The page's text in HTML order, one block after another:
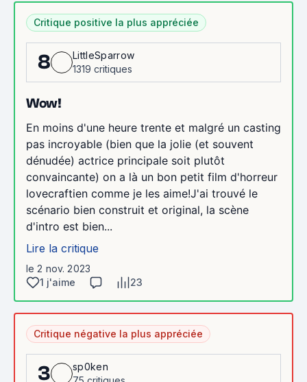
Critique positive la plus appréciée
8
LittleSparrow
1319 critiques
Wow!
En moins d'une heure trente et malgré un casting
pas incroyable (bien que la jolie (et souvent
dénudée) actrice principale soit plutôt
convaincante) on a là un bon petit film d'horreur
lovecraftien comme je les aime!J'ai trouvé le
scénario bien construit et original, la scène
d'intro est bien...
Lire la critique
le 2 nov. 2023
1 j'aime
23
Critique négative la plus appréciée
3
sp0ken